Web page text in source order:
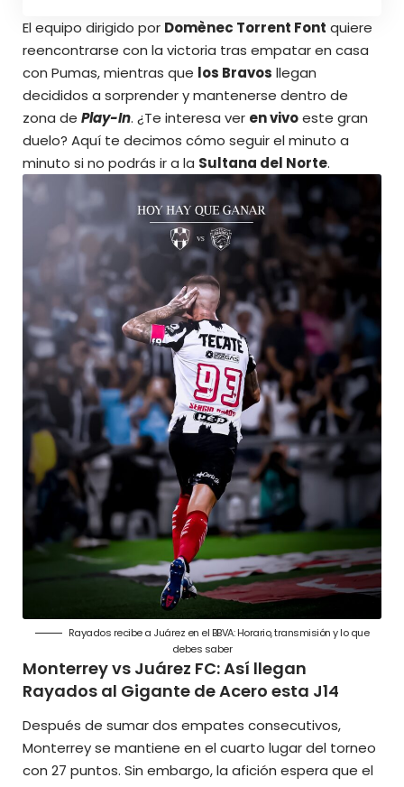
El equipo dirigido por Domènec Torrent Font quiere
reencontrarse con la victoria tras empatar en casa
con Pumas, mientras que los Bravos llegan
decididos a sorprender y mantenerse dentro de
zona de Play-In. ¿Te interesa ver en vivoeste gran
duelo? Aquí te decimos cómo seguir el minuto a
minuto si no podrás ir a la Sultana del Norte.
Rayados recibe a Juárez en el BBVA: Horario, transmisión y lo que
debes saber
Monterrey vs Juárez FC: Así llegan
Rayados al Gigante de Acero esta J14
Después de sumar dos empates consecutivos,
Monterrey se mantiene en el cuarto lugar del torneo
con 27 puntos. Sin embargo, la afición espera que el